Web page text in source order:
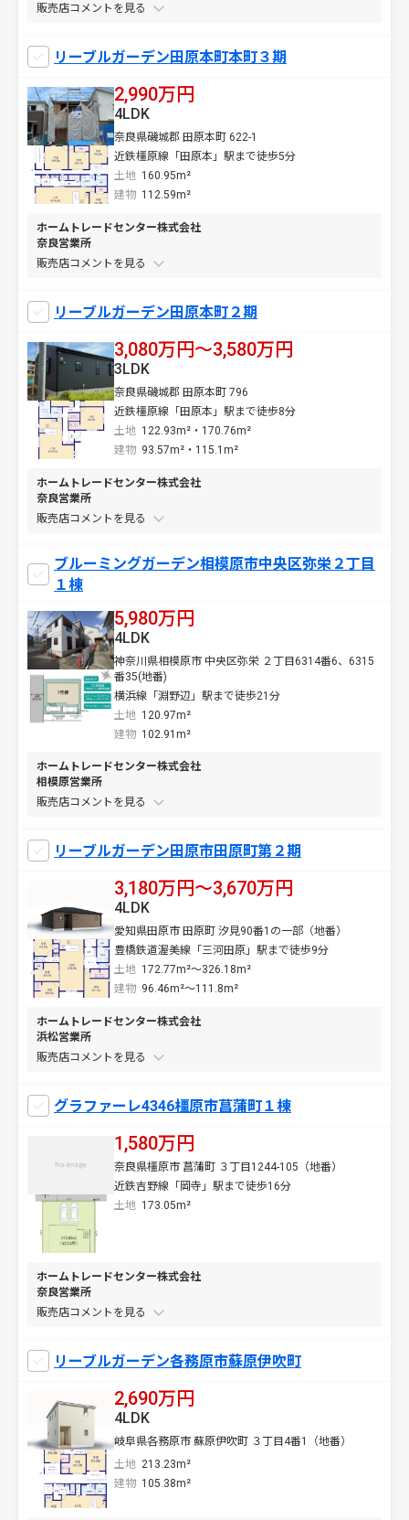
販売店コメントを
リーブルガーデン田原本町本町３期
2,990万円
奈良県磯城郡 田原本町 622-1
近鉄橿原線「田原本」駅まで徒歩5分
土地 160.95m²
4LDK
建物 112.59m²
ホームトレードセンター株式会社
奈良営業所
販売店コメントを
リーブルガーデン田原本町２期
3,080万円〜3,580万円
奈良県磯城郡 田原本町 796
近鉄橿原線「田原本」駅まで徒歩8分
土地 122.93m²・170.76m²
3LDK
建物 93.57m²・115.1m²
ホームトレードセンター株式会社
奈良営業所
販売店コメントを
ブルーミングガーデン相模原市中央区弥栄２丁目
１棟
5,980万円
神奈川県相模原市 中央区弥栄 ２丁目6314番6、6315
番35(地番)
横浜線「淵野辺」駅まで徒歩21分
土地 120.97m²
4LDK
建物 102.91m²
ホームトレードセンター株式会社
相模原営業所
販売店コメントを
リーブルガーデン田原市田原町第２期
3,180万円〜3,670万円
愛知県田原市 田原町 汐見90番1の一部（地番）
豊橋鉄道渥美線「三河田原」駅まで徒歩9分
土地 172.77m²～326.18m²
4LDK
建物 96.46m²～111.8m²
ホームトレードセンター株式会社
浜松営業所
販売店コメントを
グラファーレ4346橿原市菖蒲町１棟
1,580万円
奈良県橿原市 菖蒲町 ３丁目1244-105（地番）
近鉄吉野線「岡寺」駅まで徒歩16分
土地 173.05m²
ホームトレードセンター株式会社
奈良営業所
販売店コメントを
リーブルガーデン各務原市蘇原伊吹町
2,690万円
岐阜県各務原市 蘇原伊吹町 ３丁目4番1（地番）
土地 213.23m²
4LDK
建物 105.38m²